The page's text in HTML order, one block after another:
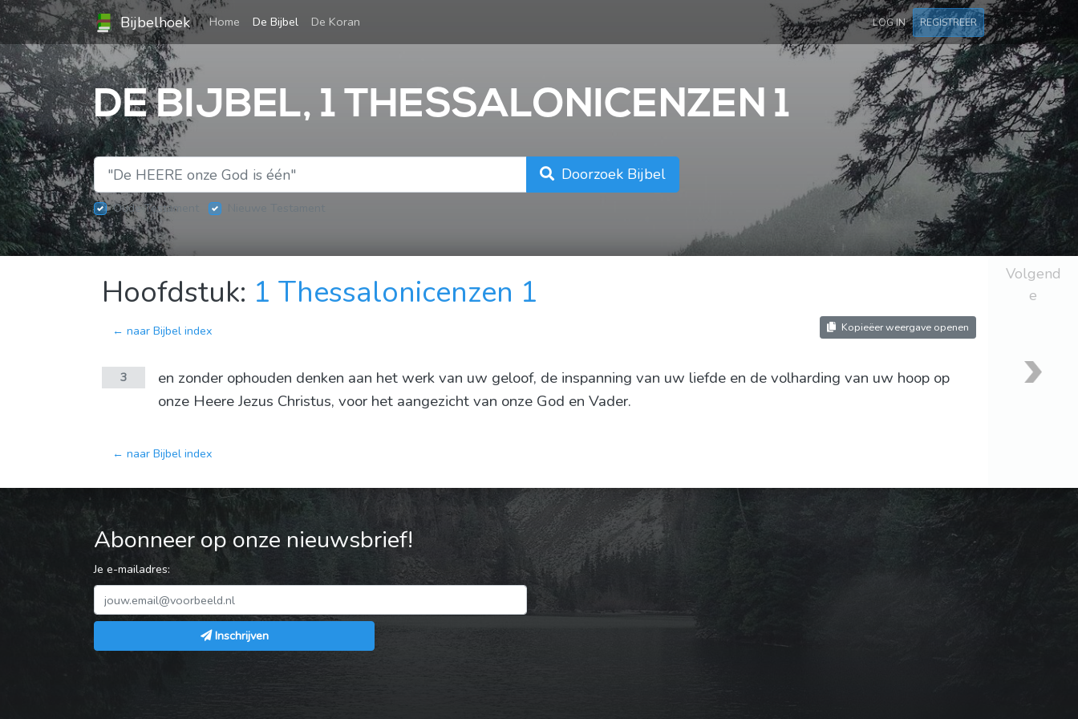
Bijbelhoek Home (current)
De Bijbel De Koran LOG IN REGISTREER
DE BIJBEL, 1 THESSALONICENZEN 1
Doorzoek Bijbel
Oude Testament
Hoofdstuk: 1 Thessalonicenzen 1
← naar Bijbel index Kopieëer weergave openen
3
en zonder ophouden denken aan het werk van uw geloof, de inspanning van uw liefde en de volharding van uw hoop op
onze Heere Jezus Christus, voor het aangezicht van onze God en Vader.
← naar Bijbel index
Volgend
e
Abonneer op onze nieuwsbrief!
Je e-mailadres:
Inschrijven